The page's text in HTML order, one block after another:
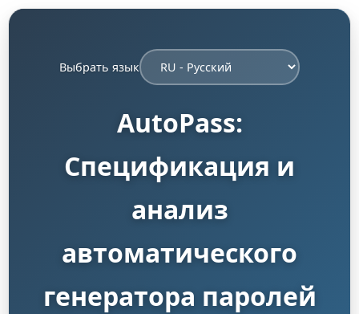
Выбрать язык
AutoPass:
Спецификация и
анализ
автоматического
генератора паролей